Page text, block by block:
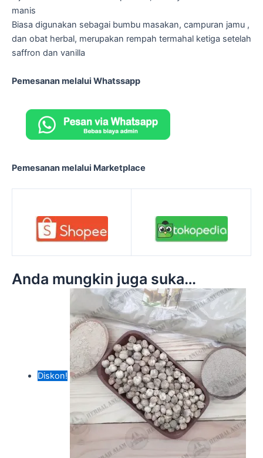
manis
Biasa digunakan sebagai bumbu masakan, campuran jamu ,
dan obat herbal, merupakan rempah termahal ketiga setelah
saffron dan vanilla
Pemesanan melalui Whatssapp
Pemesanan melalui Marketplace
Anda mungkin juga suka…
Diskon!